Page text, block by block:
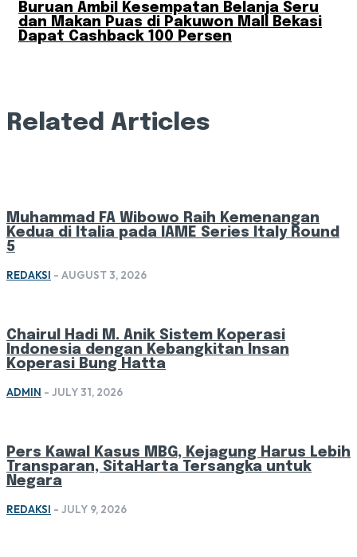
Buruan Ambil Kesempatan Belanja Seru
dan Makan Puas di Pakuwon Mall Bekasi
Dapat Cashback 100 Persen
Related Articles
Muhammad FA Wibowo Raih Kemenangan
Kedua di Italia pada IAME Series Italy Round
5
REDAKSI - AUGUST 3, 2026
Chairul Hadi M. Anik Sistem Koperasi
Indonesia dengan Kebangkitan Insan
Koperasi Bung Hatta
ADMIN - JULY 31, 2026
Pers Kawal Kasus MBG, Kejagung Harus Lebih
Transparan, SitaHarta Tersangka untuk
Negara
REDAKSI - JULY 9, 2026